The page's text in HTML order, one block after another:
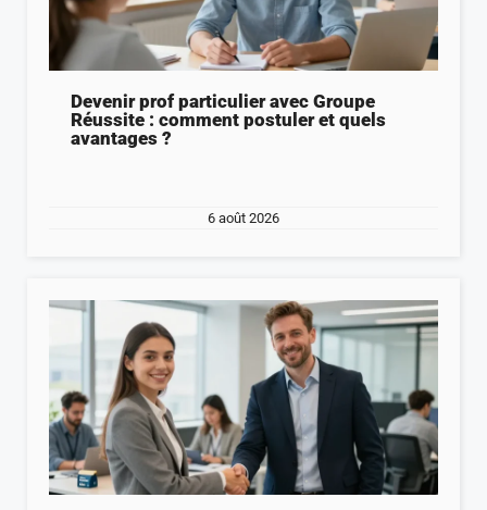
Devenir prof particulier avec Groupe
Réussite : comment postuler et quels
avantages ?
6 août 2026